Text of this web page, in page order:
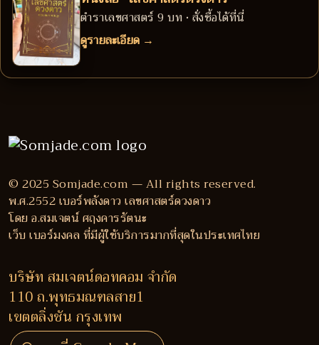
ตำราเลขศาสตร์ 9 บท • สั่งซื้อได้ที่นี่
ดูรายละเอียด →
© 2025 Somjade.com — All rights reserved.
พ.ศ.2552 เบอร์พลังดาว เลขศาสตร์ดวงดาว
โดย อ.สมเจตน์ ศฤงคารรัตนะ
เว็บ เบอร์มงคล ที่มีผู้ใช้บริการมากที่สุดในประเทศไทย
บริษัท สมเจตน์ดอทคอม จำกัด
110 ถ.พุทธมณฑลสาย1
เขตตลิ่งชัน กรุงเทพ